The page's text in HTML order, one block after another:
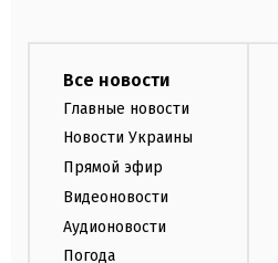
Все новости
Главные новости
Новости Украины
Прямой эфир
Видеоновости
Аудионовости
Погода